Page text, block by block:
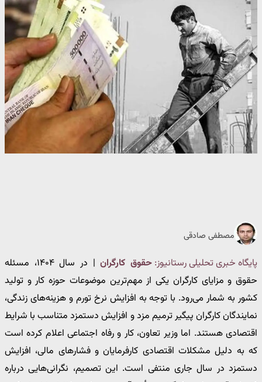
مصطفی صادقی
پایگاه خبری تحلیلی رستانیوز: حقوق کارگران
| در سال ۱۴۰۴، مسئله
حقوق و مزایای کارگران یکی از مهم‌ترین موضوعات حوزه کار و تولید
کشور به شمار می‌رود. با توجه به افزایش نرخ تورم و هزینه‌های زندگی،
نمایندگان کارگران پیگیر ترمیم مزد و افزایش دستمزد متناسب با شرایط
اقتصادی هستند. اما وزیر تعاون، کار و رفاه اجتماعی اعلام کرده است
که به دلیل مشکلات اقتصادی کارفرمایان و فشارهای مالی، افزایش
دستمزد در سال جاری منتفی است. این تصمیم، نگرانی‌هایی درباره